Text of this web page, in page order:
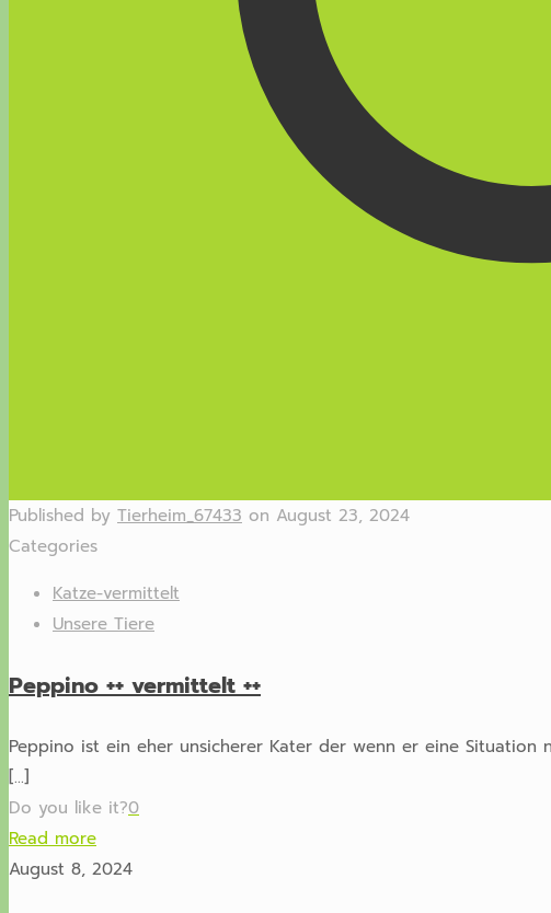
Published by Tierheim_67433 on August 23, 2024
Categories
Katze-vermittelt
Unsere Tiere
Peppino ++ vermittelt ++
Peppino ist ein eher unsicherer Kater der wenn er eine Situation
[…]
Do you like it?0
Read more
August 8, 2024